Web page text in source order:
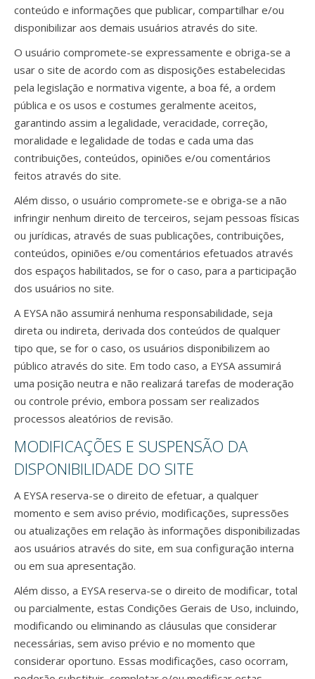
conteúdo e informações que publicar, compartilhar e/ou
disponibilizar aos demais usuários através do site.
O usuário compromete-se expressamente e obriga-se a
usar o site de acordo com as disposições estabelecidas
pela legislação e normativa vigente, a boa fé, a ordem
pública e os usos e costumes geralmente aceitos,
garantindo assim a legalidade, veracidade, correção,
moralidade e legalidade de todas e cada uma das
contribuições, conteúdos, opiniões e/ou comentários
feitos através do site.
Além disso, o usuário compromete-se e obriga-se a não
infringir nenhum direito de terceiros, sejam pessoas físicas
ou jurídicas, através de suas publicações, contribuições,
conteúdos, opiniões e/ou comentários efetuados através
dos espaços habilitados, se for o caso, para a participação
dos usuários no site.
A EYSA não assumirá nenhuma responsabilidade, seja
direta ou indireta, derivada dos conteúdos de qualquer
tipo que, se for o caso, os usuários disponibilizem ao
público através do site. Em todo caso, a EYSA assumirá
uma posição neutra e não realizará tarefas de moderação
ou controle prévio, embora possam ser realizados
processos aleatórios de revisão.
MODIFICAÇÕES E SUSPENSÃO DA
DISPONIBILIDADE DO SITE
A EYSA reserva-se o direito de efetuar, a qualquer
momento e sem aviso prévio, modificações, supressões
ou atualizações em relação às informações disponibilizadas
aos usuários através do site, em sua configuração interna
ou em sua apresentação.
Além disso, a EYSA reserva-se o direito de modificar, total
ou parcialmente, estas Condições Gerais de Uso, incluindo,
modificando ou eliminando as cláusulas que considerar
necessárias, sem aviso prévio e no momento que
considerar oportuno. Essas modificações, caso ocorram,